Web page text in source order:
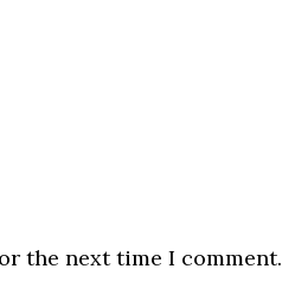
the next time I comment.